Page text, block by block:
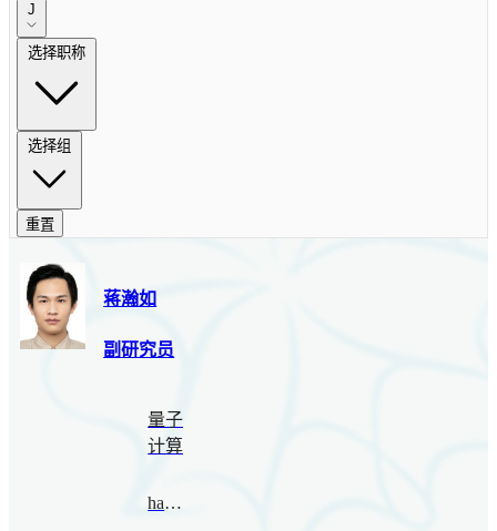
J
选择职称
选择组
重置
蒋瀚如
副研究员
量子
计算
hanru@bimsa.cn